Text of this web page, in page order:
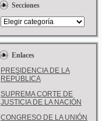
Secciones
Enlaces
PRESIDENCIA DE LA
REPÚBLICA
SUPREMA CORTE DE
JUSTICIA DE LA NACIÓN
CONGRESO DE LA UNIÓN